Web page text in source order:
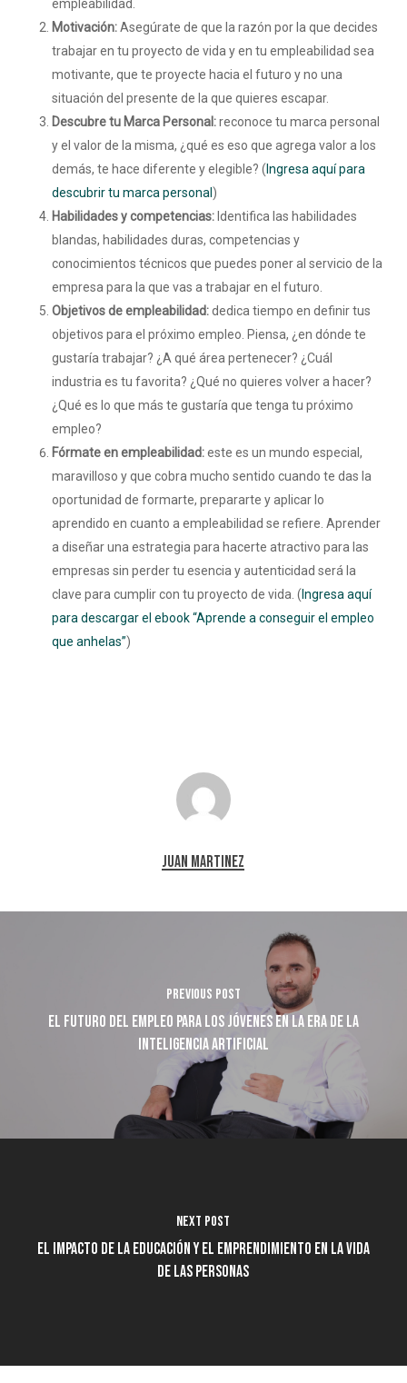
empleabilidad.
Motivación:Asegúrate de que la razón por la que decides
trabajar en tu proyecto de vida y en tu empleabilidad sea
motivante, que te proyecte hacia el futuro y no una
situación del presente de la que quieres escapar.
Descubre tu Marca Personal:reconoce tu marca personal
y el valor de la misma, ¿qué es eso que agrega valor a los
demás, te hace diferente y elegible? (Ingresa aquí para
descubrir tu marca personal)
Habilidades y competencias:Identifica las habilidades
blandas, habilidades duras, competencias y
conocimientos técnicos que puedes poner al servicio de la
empresa para la que vas a trabajar en el futuro.
Objetivos de empleabilidad:dedica tiempo en definir tus
objetivos para el próximo empleo. Piensa, ¿en dónde te
gustaría trabajar? ¿A qué área pertenecer? ¿Cuál
industria es tu favorita? ¿Qué no quieres volver a hacer?
¿Qué es lo que más te gustaría que tenga tu próximo
empleo?
Fórmate en empleabilidad:este es un mundo especial,
maravilloso y que cobra mucho sentido cuando te das la
oportunidad de formarte, prepararte y aplicar lo
aprendido en cuanto a empleabilidad se refiere. Aprender
a diseñar una estrategia para hacerte atractivo para las
empresas sin perder tu esencia y autenticidad será la
clave para cumplir con tu proyecto de vida. (Ingresa aquí
para descargar el ebook “Aprende a conseguir el empleo
que anhelas”)
Juan Martinez
Previous Post
El Futuro del Empleo para los Jóvenes en la Era de la
Inteligencia Artificial
Next Post
El impacto de la educación y el emprendimiento en la vida
de las personas